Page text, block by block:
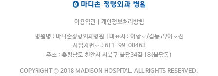
이용약관| 개인정보처리방침
병원명 : 마디손정형외과병원 | 대표자 : 이항호/김동규/이호진
사업자번호 : 611-99-00463
주소 : 충청남도 천안시 서북구 불당34길 18(불당동)
COPYRIGHT © 2018 MADISON HOSPITAL. ALL RIGHTS RESERVED.